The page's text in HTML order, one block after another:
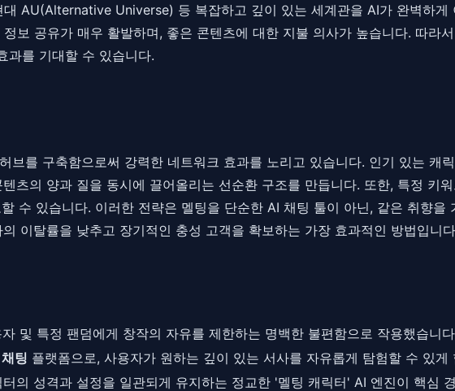
AU(Alternative Universe) 등 복잡하고 깊이 있는 세계관을 AI가 완벽하게
보 공유가 매우 활발하며, 좋은 콘텐츠에 대한 지불 의사가 높습니다. 따라서
과를 기대할 수 있습니다.
를 구축함으로써 강력한 네트워크 효과를 노리고 있습니다. 인기 있는 캐
츠의 양과 질을 동시에 끌어올리는 선순환 구조를 만듭니다. 또한, 특정 키
수 있습니다. 이러한 전략은 멜팅을 단순한 AI 채팅 툴이 아닌, 같은 취향을
이탈률을 낮추고 장기적인 충성 고객을 확보하는 가장 효과적인 방법입니
및 특정 팬덤에게 창작의 자유를 제한하는 명백한 불편함으로 작용했습니
팅 플랫폼으로, 사용자가 원하는 깊이 있는 서사를 자유롭게 탐험할 수 있게
의 성격과 설정을 일관되게 유지하는 정교한 '멜팅 캐릭터' AI 엔진이 핵심